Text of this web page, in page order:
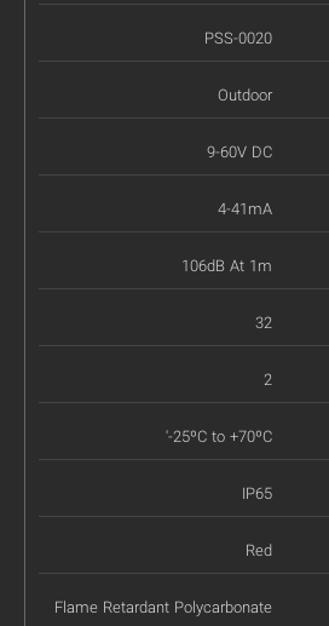
PSS-0020
Outdoor
9-60V DC
4-41mA
106dB At 1m
32
2
'-25ºC to +70ºC
IP65
Red
Flame Retardant Polycarbonate